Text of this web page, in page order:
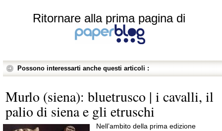
Ritornare alla prima pagina di
Possono interessarti anche questi articoli :
Murlo (siena): bluetrusco | i cavalli, il
palio di siena e gli etruschi
Nell’ambito della prima edizione